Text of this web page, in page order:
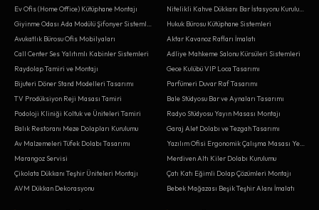
Ev Ofis (Home Office) Kütüphane Montajı
Avukatlık Bürosu Ofis Mobilyaları
Call Center Ses Yalıtımlı Kabinler Sistemleri
Raydolap Tamiri ve Montajı
Bijuteri Döner Stand Modelleri Tasarımı
TV Prodüksiyon Reji Masası Tamiri
Podoloji Kliniği Koltuk ve Üniteleri Tamiri
Balık Restoranı Meze Dolapları Kurulumu
Av Malzemeleri Tüfek Dolabı Tasarımı
Marangoz Servisi
Çikolata Dükkanı Teşhir Üniteleri Montajı
AVM Dükkan Dekorasyonu
Hukuk Bürosu Kütüphane Sistemleri
Aktar Kavanoz Rafları İmalatı
Adliye Mahkeme Salonu Kürsüleri Sistemleri
Gece Kulübü VIP Loca Tasarımı
Parfümeri Duvar Raf Tasarımı
Bale Stüdyosu Bar ve Aynaları Tasarımı
Radyo Stüdyosu Yayın Masası Montajı
Garaj Alet Dolabı ve Tezgah Tasarımı
Merdiven Altı Kiler Dolabı Kurulumu
Çatı Katı Eğimli Dolap Çözümleri Montajı
Bebek Mağazası Beşik Teşhir Alanı İmalatı